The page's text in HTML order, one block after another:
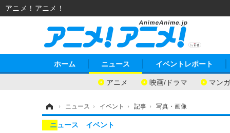
ホーム ニュース
アニメ 映画/ドラマ マンガ
イベントレポート
› ニュース › イベント › 記事 › 写真・画像
ニュース イベント
アニメ！アニメ！